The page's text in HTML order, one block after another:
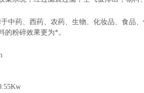
中药、西药、农药、生物、化妆品、食品
的粉碎效果更为*。